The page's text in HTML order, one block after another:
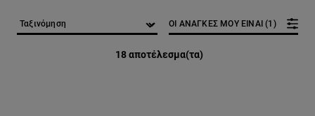
18 αποτέλεσμα(τα)
ΟΙ ΑΝΑΓΚΕΣ ΜΟΥ ΕΙΝΑΙ (1)